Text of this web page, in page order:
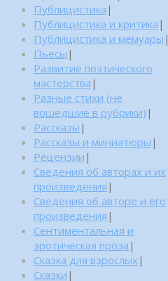
Публицистика |
Публицистика и критика |
Публицистика и мемуары |
Пьесы |
Развитие поэтического
мастерства |
Разные стихи (не
вошедшие в рубрики) |
Рассказы |
Рассказы и миниатюры |
Рецензии |
Сведения об авторах и их
произведения |
Сведения об авторе и его
произведения |
Сентиментальная и
эротическая проза |
Сказка для взрослых |
Сказки |